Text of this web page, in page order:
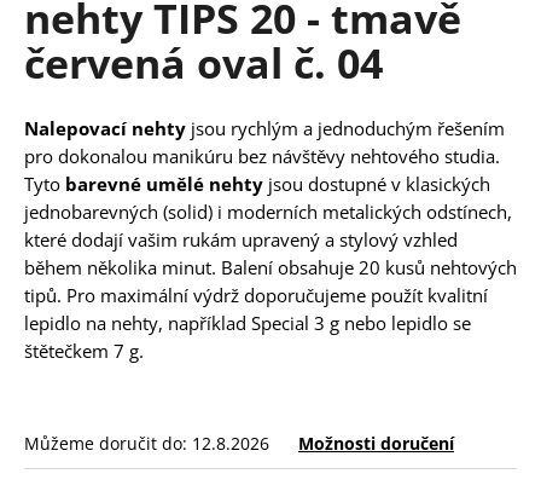
nehty TIPS 20 - tmavě
červená oval č. 04
Nalepovací nehty jsou rychlým a jednoduchým řešením
pro dokonalou manikúru bez návštěvy nehtového studia.
Tyto barevné umělé nehty jsou dostupné v klasických
jednobarevných (solid) i moderních metalických odstínech,
které dodají vašim rukám upravený a stylový vzhled
během několika minut. Balení obsahuje 20 kusů nehtových
tipů. Pro maximální výdrž doporučujeme použít kvalitní
lepidlo na nehty, například Special 3 g nebo lepidlo se
štětečkem 7 g.
Můžeme doručit do: 12.8.2026 Možnosti doručení
a
j
t
?
HLEDAT
p
o